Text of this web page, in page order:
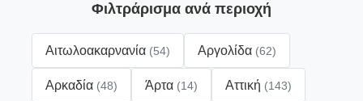
Φιλτράρισμα ανά περιοχή
Αιτωλοακαρνανία (54) Αργολίδα (62)
Αρκαδία (48) Άρτα (14) Αττική (143)